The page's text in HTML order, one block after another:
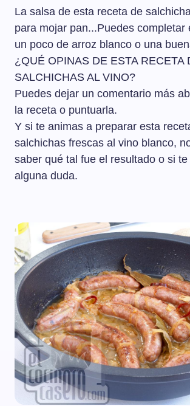
La salsa de esta receta de
para mojar pan...Puedes completar
un poco de arroz blanco o una
¿QUÉ OPINAS DE ESTA RECETA
SALCHICHAS AL VINO?
Puedes dejar un comentario más
la receta o puntuarla.
Y si te animas a preparar esta
salchichas frescas al vino blanco,
saber qué tal fue el resultado o si
alguna duda.